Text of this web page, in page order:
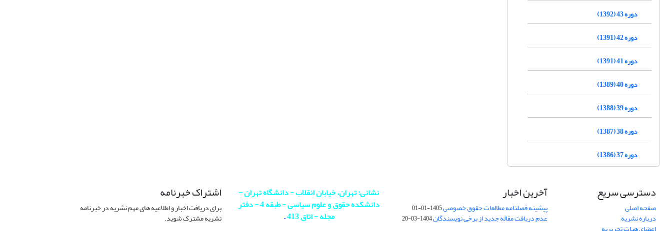
دوره 43 (1392)
دوره 42 (1391)
دوره 41 (1391)
دوره 40 (1389)
دوره 39 (1388)
دوره 38 (1387)
دوره 37 (1386)
دسترسی سریع
صفحه اصلی
درباره نشریه
آخرین اخبار
پیشینه فصلنامه مطالعات حقوق خصوصی1405-01-01
عدم دریافت مقاله جدید از برخی نویسندگان1404-03-20
نشانی: تهران، خیابان انقلاب - دانشگاه تهران -
دانشکده حقوق و علوم سیاسی - طبقه 4 - دفتر
مجله - اتاق 413
.
اشتراک خبرنامه
برای دریافت اخبار و اطلاعیه های مهم نشریه در خبرنامه
نشریه مشترک شوید.